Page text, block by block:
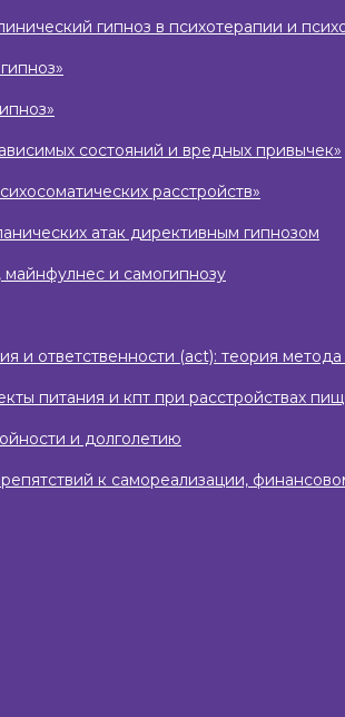
гипноз в психотерапии и
состояний и вредных привычек»
расстройств»
атак директивным гипнозом
майнфулнес и самогипнозу
и ответственности (act): теория
питания и кпт при расстройствах
и долголетию
к самореализации,